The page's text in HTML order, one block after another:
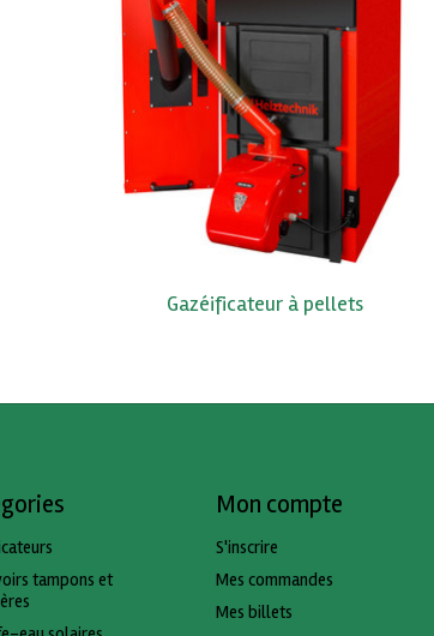
Gazéificateur à pellets
tampons et
Mon compte
S'inscrire
Mes commandes
Mes billets